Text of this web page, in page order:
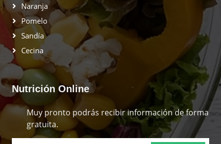
Naranja
Pomelo
Sandía
Cecina
Nutrición Online
Muy pronto podrás recibir información de forma
gratuita.